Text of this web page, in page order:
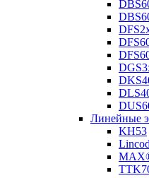
Линейные
KH53